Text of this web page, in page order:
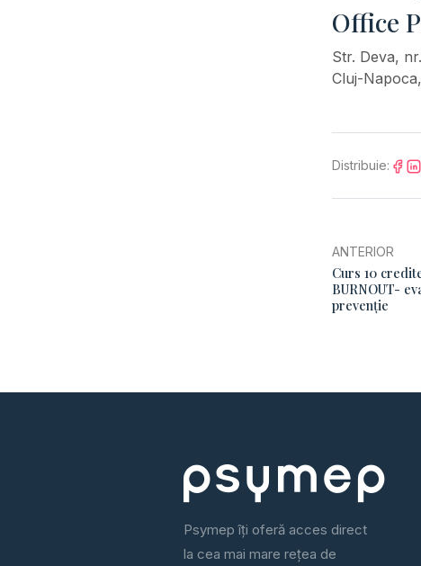
Office
Str. Deva,
Cluj-Napoca,
Distribuie:
ANTERIOR
Curs 10
BURNOUT-
prevenție
Psymep îți oferă acces direct
la cea mai mare rețea de